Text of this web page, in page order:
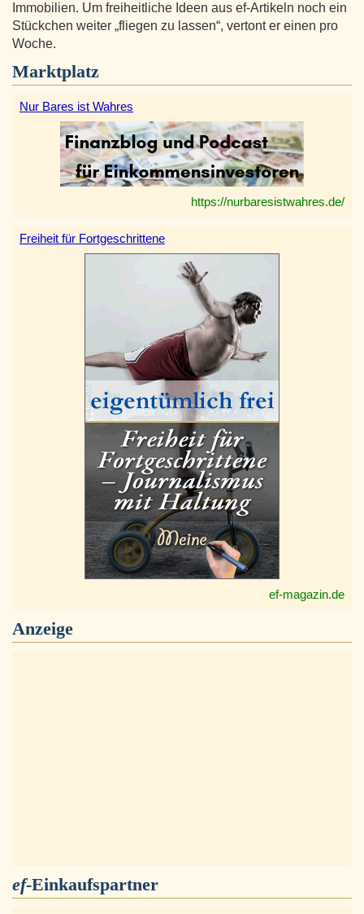
Immobilien. Um freiheitliche Ideen aus ef-Artikeln noch ein
Stückchen weiter „fliegen zu lassen“, vertont er einen pro
Woche.
Marktplatz
Nur Bares ist Wahres
https://nurbaresistwahres.de/
Freiheit für Fortgeschrittene
ef-magazin.de
Anzeige
ef-Einkaufspartner